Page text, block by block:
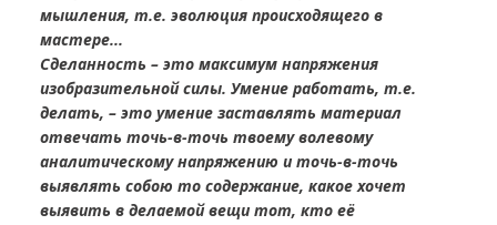
мышления, т.е. эволюция происходящего в
мастере...
Сделанность – это максимум напряжения
изобразительной силы. Умение работать, т.е.
делать, – это умение заставлять материал
отвечать точь-в-точь твоему волевому
аналитическому напряжению и точь-в-точь
выявлять собою то содержание, какое хочет
выявить в делаемой вещи тот, кто её